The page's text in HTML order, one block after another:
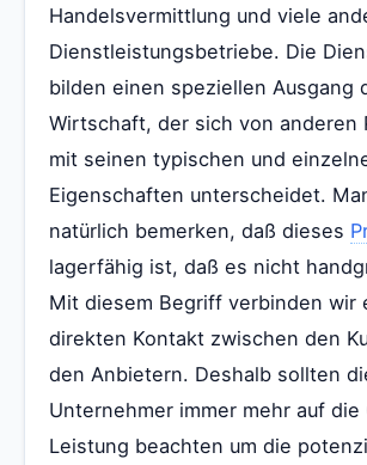
Handelsvermittlung und viele
Dienstleistungsbetriebe. Die
bilden einen speziellen Ausgang
Wirtschaft, der sich von anderen
mit seinen typischen und
Eigenschaften unterscheidet.
natürlich bemerken, daß dieses
lagerfähig ist, daß es nicht
Mit diesem Begriff verbinden wir
direkten Kontakt zwischen den
den Anbietern. Deshalb sollten
Unternehmer immer mehr auf die
Leistung beachten um die